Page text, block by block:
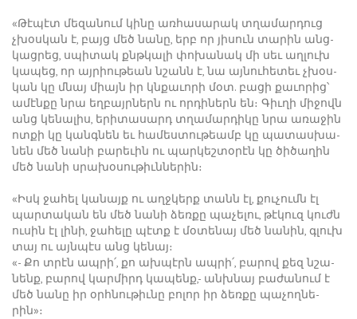
«­Թէ­պէտ մե­զա­նում կի­նը առ­հա­սա­րակ տղա­մար­դուց
չխօս­կան է, բայց մեծ նա­նը, երբ որ յի­սուն տա­րին անց­
կաց­րեց, սպի­տակ քնթկա­լի փո­խա­նակ մի սեւ աղ­լուխ
կա­պեց, որ այ­րիու­թեան նշանն է, նա այ­նու­հե­տեւ չխօս­
կան կը մնայ միայն իր կնքա­ւո­րի մօտ. բա­ցի քա­ւո­րից՝
ա­մէն­քը նրա եղ­բայր­ներն ու որ­դի­ներն են։ ­Գիւ­ղի մի­ջովն
անց կե­նա­լիս, ե­րի­տա­սարդ տղա­մար­դի­կը նրա ա­ռա­ջին
ոտ­քի կը կանգ­նեն եւ հա­մես­տու­թեամբ կը պա­տաս­խա­
նեն մեծ նա­նի բա­րե­ւին ու պար­կեշ­տօ­րէն կը ծի­ծա­ղին
մեծ նա­նի սրա­խօ­սու­թիւն­նե­րին։
«Իսկ ջա­հել կա­նայք ու աղջ­կերք տանն էլ, քու­չումն էլ
պար­տա­կան են մեծ նա­նի ձեռ­քը պա­չե­լու, թէ­կուզ կուժն
ու­սին էլ լի­նի, ջա­հե­լը պէտք է մօ­տե­նայ մեծ նա­նին, գլուխ
տայ ու այն­պէս անց կե­նայ։
«- ­Քո տրէն ապ­րի՛, քո ախ­պէրն ապ­րի՛, բա­րով քեզ նշա­
նենք, բա­րով կար­միրդ կա­պենք,- անխ­նայ բա­ժա­նում է
մեծ նա­նը իր օրհ­նու­թիւ­նը բո­լոր իր ձեռ­քը պա­չող­նե­
րին»։